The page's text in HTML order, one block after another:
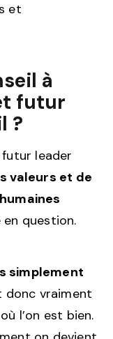
et
à
futur
?
leader
valeurs et de
question.
simplement
donc vraiment
l’on est bien.